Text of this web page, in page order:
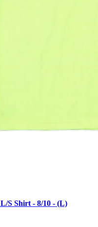
S Shirt - 8/10 - (L)